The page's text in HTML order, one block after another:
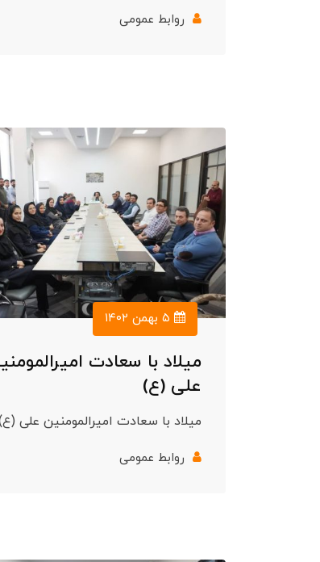
روابط عمومی
میلاد با سعادت
علی (ع)
میلاد با سعادت امیرالمومنین علی
روابط عمومی